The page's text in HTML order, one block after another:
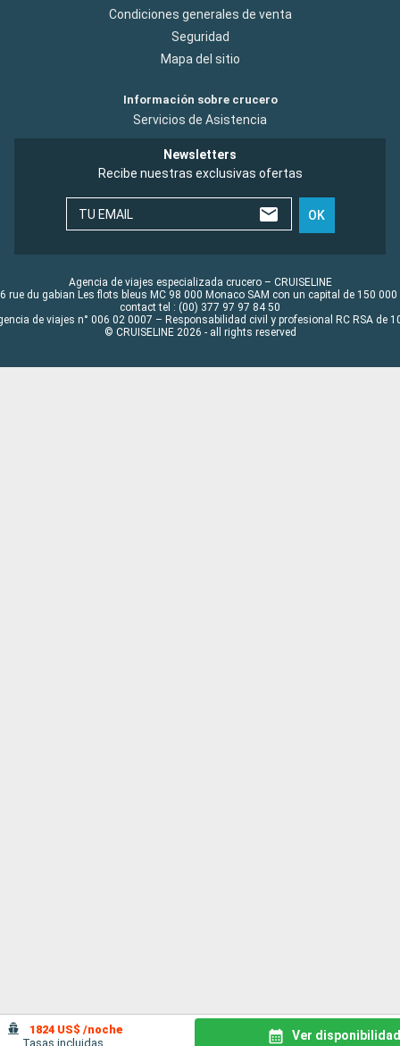
1824 US$ /noche
Tasas incluidas
Ver disponibilidad
Breiðafjörður permiten observar numerosas islas y una rica
06:00
Reikiavik, la capital de Islandia, es una ciudad vibrante rodeada
iglesia Hallgrímskirkja y el Museo Nacional de Islandia para
conocer mejor la historia y la cultura islandesas. Pasee por el
cafés. Aguas termales naturales, como la Laguna Azul,
ofrecen una relajación única en un entorno espectacular.
Boreal.
Condiciones generales de venta
Seguridad
Mapa del sitio
Información sobre crucero
Servicios de Asistencia
Newsletters
Recibe nuestras exclusivas ofertas
TU EMAIL OK
Agencia de viajes especializada crucero – CRUISELINE
rue du gabian Les flots bleus MC 98 000 Monaco SAM con un capital de 150 000
contact tel : (00) 377 97 97 84 50
de viajes n° 006 02 0007 – Responsabilidad civil y profesional RC RSA de
© CRUISELINE 2026 - all rights reserved